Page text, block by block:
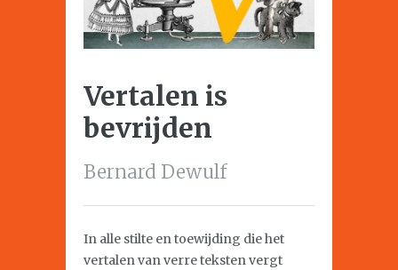
Vertalen is
bevrijden
Bernard Dewulf
In alle stilte en toewijding die het
vertalen van verre teksten vergt